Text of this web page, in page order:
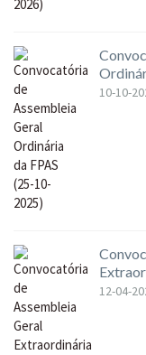
10-10-
12-04-